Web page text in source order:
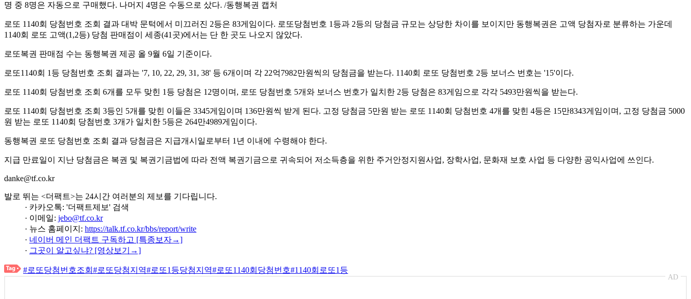
명 중 8명은 자동으로 구매했다. 나머지 4명은 수동으로 샀다. /동행복권 캡처
로또 1140회 당첨번호 조회 결과 대박 문턱에서 미끄러진 2등은 83게임이다. 로또당첨번호 1등과 2등의 당첨금 규모는 상당한 차이를 보이지만 동행복권은 고액 당첨자로 분류하는 가운데
1140회 로또 고액(1,2등) 당첨 판매점이 세종(41곳)에서는 단 한 곳도 나오지 않았다.
로또복권 판매점 수는 동행복권 제공 올 9월 6일 기준이다.
로또1140회 1등 당첨번호 조회 결과는 '7, 10, 22, 29, 31, 38' 등 6개이며 각 22억7982만원씩의 당첨금을 받는다. 1140회 로또 당첨번호 2등 보너스 번호는 '15'이다.
로또 1140회 당첨번호 조회 6개를 모두 맞힌 1등 당첨은 12명이며, 로또 당첨번호 5개와 보너스 번호가 일치한 2등 당첨은 83게임으로 각각 5493만원씩을 받는다.
로또 1140회 당첨번호 조회 3등인 5개를 맞힌 이들은 3345게임이며 136만원씩 받게 된다. 고정 당첨금 5만원 받는 로또 1140회 당첨번호 4개를 맞힌 4등은 15만8343게임이며, 고정 당첨금 5000
원 받는 로또 1140회 당첨번호 3개가 일치한 5등은 264만4989게임이다.
동행복권 로또 당첨번호 조회 결과 당첨금은 지급개시일로부터 1년 이내에 수령해야 한다.
지급 만료일이 지난 당첨금은 복권 및 복권기금법에 따라 전액 복권기금으로 귀속되어 저소득층을 위한 주거안정지원사업, 장학사업, 문화재 보호 사업 등 다양한 공익사업에 쓰인다.
danke@tf.co.kr
발로 뛰는 <더팩트>는 24시간 여러분의 제보를 기다립니다.
· 카카오톡: '더팩트제보' 검색
· 이메일: jebo@tf.co.kr
· 뉴스 홈페이지: https://talk.tf.co.kr/bbs/report/write
· 네이버 메인 더팩트 구독하고 [특종보자→]
· 그곳이 알고싶냐? [영상보기→]
#로또당첨번호조회 #로또당첨지역#로또1등당첨지역#로또1140회당첨번호#1140회로또1등
AD